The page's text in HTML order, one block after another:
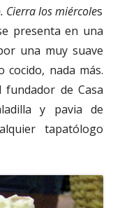
Cierra los miércoles
presenta en una
una muy suave
cocido, nada más.
fundador de Casa
y pavia de
tapatólogo